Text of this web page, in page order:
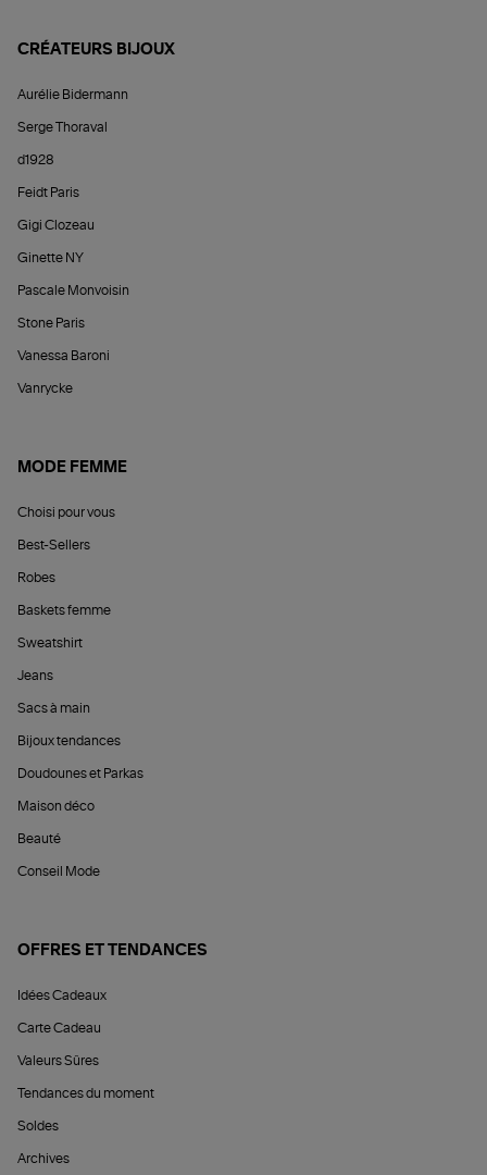
CRÉATEURS BIJOUX
Aurélie Bidermann
Serge Thoraval
d1928
Feidt Paris
Gigi Clozeau
Ginette NY
Pascale Monvoisin
Stone Paris
Vanessa Baroni
Vanrycke
MODE FEMME
Choisi pour vous
Best-Sellers
Robes
Baskets femme
Sweatshirt
Jeans
Sacs à main
Bijoux tendances
Doudounes et Parkas
Maison déco
Beauté
Conseil Mode
OFFRES ET TENDANCES
Idées Cadeaux
Carte Cadeau
Valeurs Sûres
Tendances du moment
Soldes
Archives